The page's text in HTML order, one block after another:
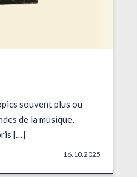
souvent plus ou
de la musique,
[…]
16.10.2025